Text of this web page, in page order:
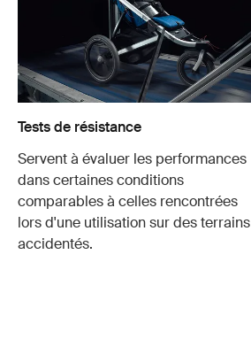
Tests de résistance
Servent à évaluer les performances
dans certaines conditions
comparables à celles rencontrées
lors d'une utilisation sur des terrains
accidentés.